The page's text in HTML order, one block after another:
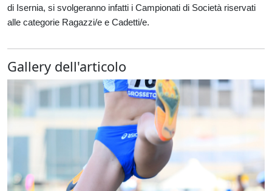
di Isernia, si svolgeranno infatti i Campionati di Società riservati
alle categorie Ragazzi/e e Cadetti/e.
Gallery dell'articolo